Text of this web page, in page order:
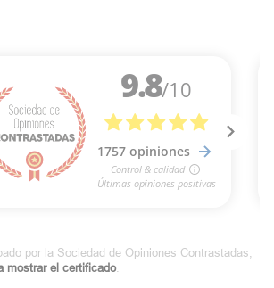
por la Sociedad de Opiniones Contrastadas,
mostrar el certificado.